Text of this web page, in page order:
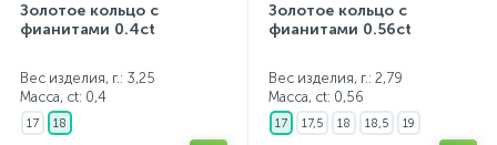
Золотое кольцо с
фианитами 0.4ct
Вес изделия, г.: 3,25
Масса, ct: 0,4
17 18
Золотое кольцо с
фианитами 0.56ct
Вес изделия, г.: 2,79
Масса, ct: 0,56
17 17,5 18 18,5 19